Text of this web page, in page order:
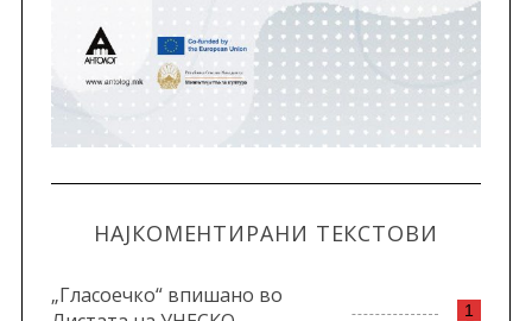
НАЈКОМЕНТИРАНИ ТЕКСТОВИ
1
„Гласоечко“ впишано во